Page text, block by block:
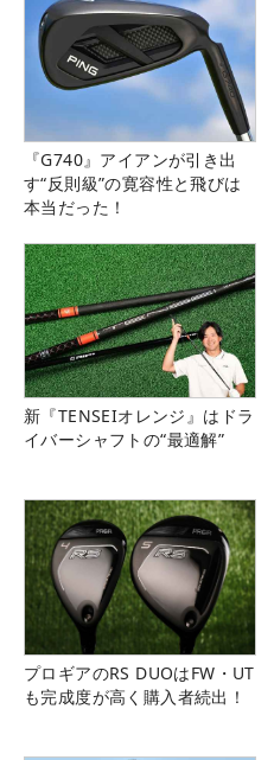
『G740』アイアンが引き出
す“反則級”の寛容性と飛びは
本当だった！
新『TENSEIオレンジ』はドラ
イバーシャフトの“最適解”
プロギアのRS DUOはFW・UT
も完成度が高く購入者続出！